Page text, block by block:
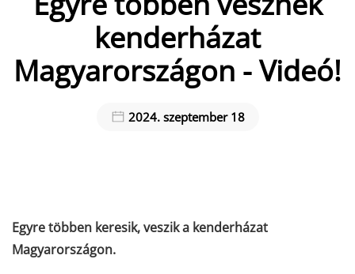
kenderházat
Magyarországon - Videó!
2024. szeptember 18
Egyre többen keresik, veszik a kenderházat
Magyarországon.